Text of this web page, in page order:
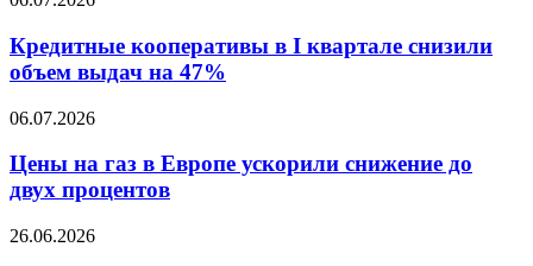
в
не
состоялся
в
I
квартале
объем
на
47%
Кредитные кооперативы в I квартале снизили
объем выдач на 47%
Цены
газ
Европе
снижение
06.07.2026
Цены на газ в Европе ускорили снижение до
двух процентов
В
26.06.2026